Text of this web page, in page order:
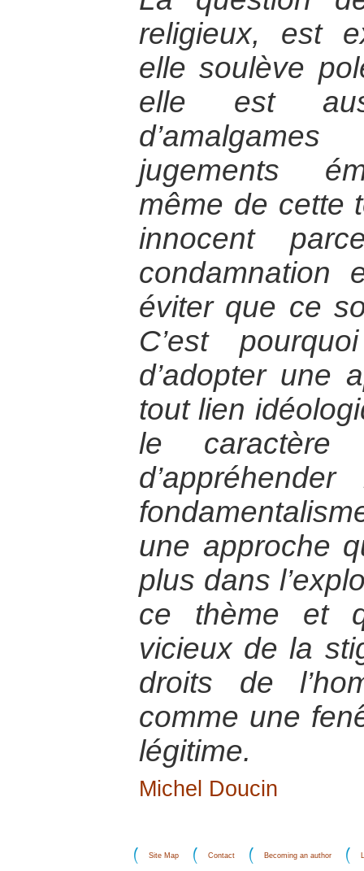
religieux, est
elle soulève
elle est
jugements
même de cette
innocent
éviter que ce
C’est
d’adopter une
tout lien
le caractère
une approche
plus dans
ce thème et
vicieux de la
droits de
comme une
légitime.
Michel Doucin
Site Map Contact Becoming an author